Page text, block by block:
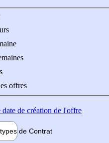
l'offre
offres
de création de l'offre
de Contrat